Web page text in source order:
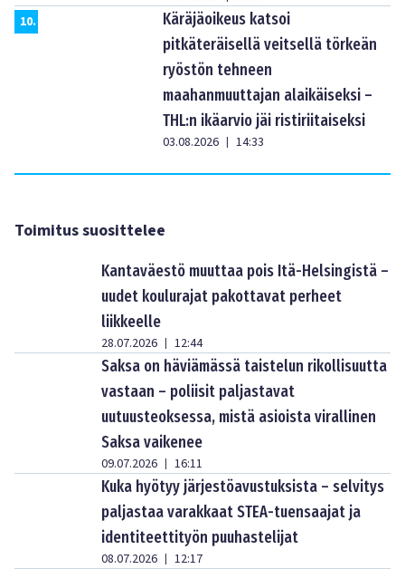
10.
Käräjäoikeus katsoi
pitkäteräisellä veitsellä törkeän
ryöstön tehneen
maahanmuuttajan alaikäiseksi –
THL:n ikäarvio jäi ristiriitaiseksi
03.08.2026 | 14:33
Toimitus suosittelee
Kantaväestö muuttaa pois Itä-Helsingistä –
uudet koulurajat pakottavat perheet
liikkeelle
28.07.2026 | 12:44
Saksa on häviämässä taistelun rikollisuutta
vastaan – poliisit paljastavat
uutuusteoksessa, mistä asioista virallinen
Saksa vaikenee
09.07.2026 | 16:11
Kuka hyötyy järjestöavustuksista – selvitys
paljastaa varakkaat STEA-tuensaajat ja
identiteettityön puuhastelijat
08.07.2026 | 12:17